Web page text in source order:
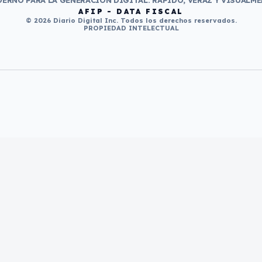
AFIP - DATA FISCAL
© 2026 Diario Digital Inc. Todos los derechos reservados.
PROPIEDAD INTELECTUAL